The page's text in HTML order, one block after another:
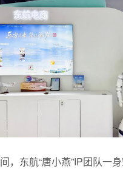
，东航“唐小燕”IP团队一